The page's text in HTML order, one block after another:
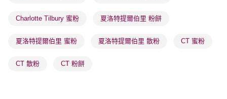
物流公司進行物流配送
取。逾期會取消訂單，並不會安排重寄
Charlotte Tilbury 蜜粉 夏洛特提爾伯里 粉餅
夏洛特提爾伯里 蜜粉 夏洛特提爾伯里 散粉 CT 蜜粉
CT 散粉 CT 粉餅